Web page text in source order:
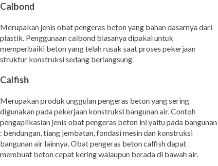
Calbond
Merupakan jenis obat pengeras beton yang bahan dasarnya dari
plastik. Penggunaan calbond biasanya dipakai untuk
memperbaiki beton yang telah rusak saat proses pekerjaan
struktur konstruksi sedang berlangsung.
Calfish
Merupakan produk unggulan pengeras beton yang sering
digunakan pada pekerjaan konstruksi bangunan air. Contoh
pengaplikasian jenis obat pengeras beton ini yaitu pada bangunan
: bendungan, tiang jembatan, fondasi mesin dan konstruksi
bangunan air lainnya. Obat pengeras beton calfish dapat
membuat beton cepat kering walaupun berada di bawah air.